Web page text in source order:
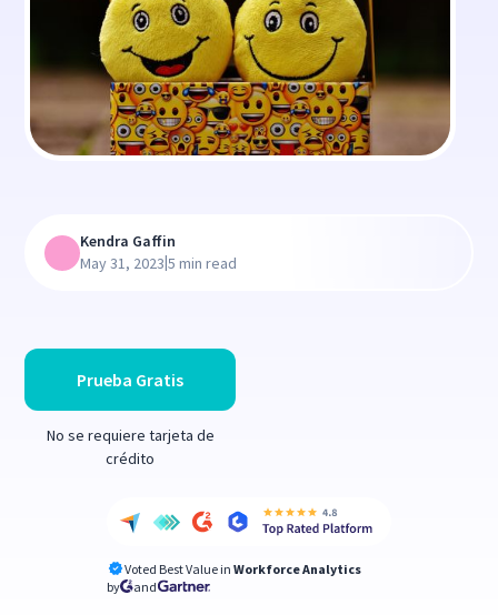
Prueba Gratis
No se requiere tarjeta de
crédito
Voted Best Value in Workforce Analytics
by
and
Kendra Gaffin
May 31, 2023|5 min read